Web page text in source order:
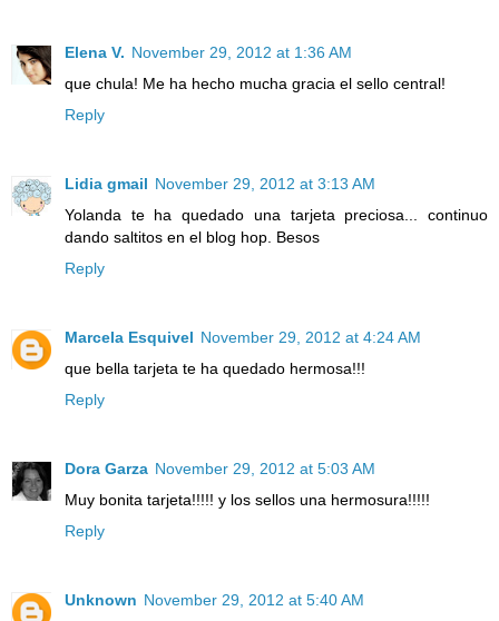
Elena V. November 29, 2012 at 1:36 AM
que chula! Me ha hecho mucha gracia el sello central!
Reply
Lidia gmail November 29, 2012 at 3:13 AM
Yolanda te ha quedado una tarjeta preciosa... continuo
dando saltitos en el blog hop. Besos
Reply
Marcela Esquivel November 29, 2012 at 4:24 AM
que bella tarjeta te ha quedado hermosa!!!
Reply
Dora Garza November 29, 2012 at 5:03 AM
Muy bonita tarjeta!!!!! y los sellos una hermosura!!!!!
Reply
Unknown November 29, 2012 at 5:40 AM